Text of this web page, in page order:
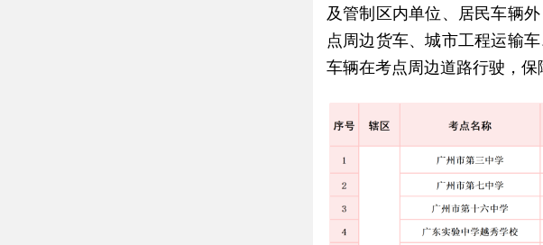
及管制区内单位、居民车辆
点周边货车、城市工程运输
车辆在考点周边道路行驶，保